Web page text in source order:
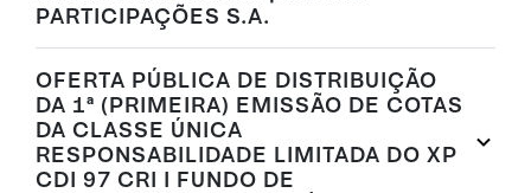
PARTICIPAÇÕES S.A.
OFERTA PÚBLICA DE DISTRIBUIÇÃO
DA 1ª (PRIMEIRA) EMISSÃO DE COTAS
DA CLASSE ÚNICA
RESPONSABILIDADE LIMITADA DO XP
CDI 97 CRI I FUNDO DE